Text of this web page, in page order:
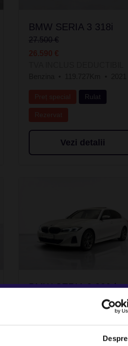
Despre
BMW SERIA 3 318i
27.500 €
26.590 €
Preț special Rulat
Rezervat
Vezi detalii
BMW SERIA 3 320d
30.490 €
TVA INCLUS DEDUCTIBIL